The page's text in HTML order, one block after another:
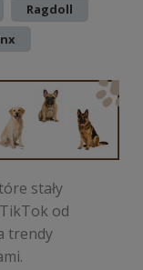
Ragdoll
stały
od
trendy